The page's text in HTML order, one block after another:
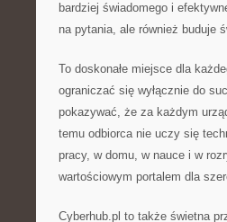
bardziej świadomego i
na pytania, ale również buduje
To doskonałe miejsce dla
ograniczać się wyłącznie do
pokazywać, że za każdym
temu odbiorca nie uczy się
pracy, w domu, w nauce i w
wartościowym portalem dla
Cyberhub.pl to także świetna